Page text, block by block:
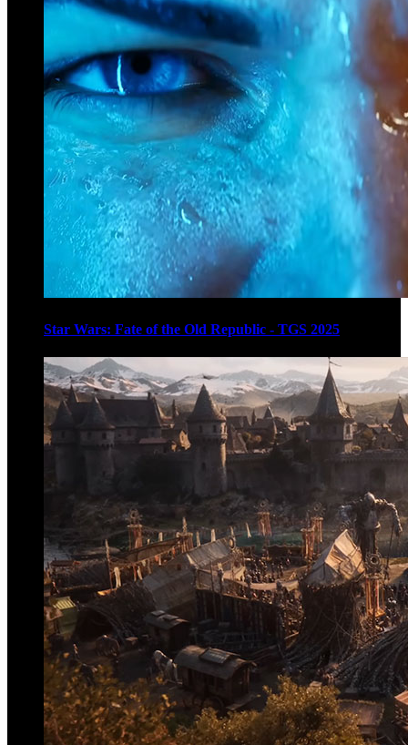
Star Wars: Fate of the Old Republic - TGS 2025